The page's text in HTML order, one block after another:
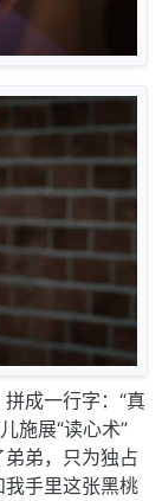
成一行字：“真
施展“读心术”
弟，只为独占
手里这张黑桃